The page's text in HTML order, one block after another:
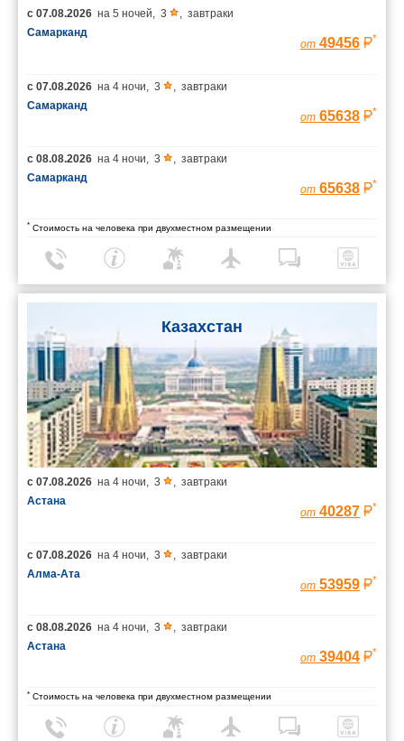
с 07.08.2026 на 5 ночей, 3 , завтраки
Самарканд
от 49456 *
с 07.08.2026 на 4 ночи, 3 , завтраки
Самарканд
от 65638 *
с 08.08.2026 на 4 ночи, 3 , завтраки
Самарканд
от 65638 *
* Стоимость на человека при двухместном размещении
Казахстан
с 07.08.2026 на 4 ночи, 3 , завтраки
Астана
от 40287 *
с 07.08.2026 на 4 ночи, 3 , завтраки
Алма-Ата
от 53959 *
с 08.08.2026 на 4 ночи, 3 , завтраки
Астана
от 39404 *
* Стоимость на человека при двухместном размещении